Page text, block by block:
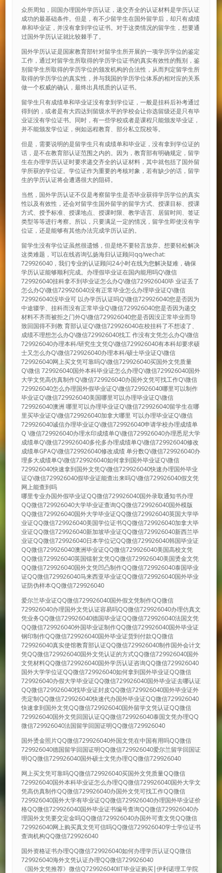
众所周知，回国办理国外学历认证，递交齐全的认证材料是学历认证
成功的最基础条件。但是，有不少留学生在国外留学后，却只有成绩
单和毕业证，并没有拿到学位证书。对于这类情况的留学生，想要通
过国外学历认证就比较棘手了。
国外学历认证是国家教育部针对留学生所开展的一项学历学位的鉴定
工作，通过对留学生所取得的学历学位证书的真实有效性的甄别，鉴
别留学生所取得的学历学位的颁发机构的合法性，从而判定留学生所
取得的学历学位的真实性，并与我国的学历学位体系的相对应的关系
做一个权威的确认，最终出具纸质的认证书。
留学生只有成绩单和毕业证没有拿到学位证，一般是挂科后补考通过
得到的，或者是有大四达到留级水平的学校会让你选留级还是只有毕
业证没有学位证书。同时，有一些学校或者是课程只能颁发毕业证，
并不能颁发学位证，例如远程教育、部分私立院校等。
但是，需要说明的是留学生只有成绩单和毕业证，没有拿到学位证的
话，是不在教育部认证范围之内的。因为，教育部有明确规定，留学
生在办理学历认证时要求递交齐全的认证材料，其中就包括了国外留
学所获的学位证。学位证作为重要的考核对象，若有缺少的话，留学
生的学历认证将会遭遇很大的阻碍。
当然，国外学历认证不仅是考察留学生是否毕业获得学历学位的真实
性以及有效性，还会对留学生国外留学的留学方式、授课目标、授课
方式、授予标准、授课地点、授课时限、教学语言、居留时间、签证
类型等等进行考察。所以，只要满足一定的情况，留学生即使没有学
位证，还是能够有其他办法完成学历认证的。
留学生没有学位证虽然很遗憾，但是绝不要轻言放弃。想要轻松解决
这类难题，可以在线咨询弘扬海归认证顾问qq/wechat:
729926040，我们专业的认证顾问24小时在线为您解决疑难，确保
学历认证能够顺利完成。办理假毕业证在国内能用吗Q\微信
729926040挂科拿不到毕业证怎么办Q\微信729926040毕 业证丢了
怎么办Q\微信729926040没有正常毕业怎么办理毕业证Q\微信
729926040没毕业可 以办学历认证吗Q\微信729926040您是否因为
中途辍学、挂科而没有正常毕业Q\微信729926040您是否因为递交
材料不齐而被拒之门外Q\微信729926040您是否因没正常毕业而导
致回国得不到教 育部认证Q\微信729926040在校挂科了不想读了、
成绩不理想怎么办Q\微信729926040找工 作没有文凭怎么办Q\微信
729926040办理本科/研究生文凭Q\微信729926040有本科却要求硕
士又怎么办Q\微信729926040办理本科/硕士毕业证Q\微信
729926040网上买文凭可靠吗Q\微信729926040买国外文凭质量
Q\微信 729926040国外本科毕业证怎么办理Q\微信729926040国外
大学文凭高仿真制作Q\微信729926040办国外文凭可找工作Q\微信
729926040怎么办理国外假毕业证Q\微信729926040哪里可以制作
毕业证Q\微信729926040美国哪里可以办理毕业证Q\微信
729926040澳洲 哪里可以办理毕业证Q\微信729926040留学生在哪
里买毕业证Q\微信729926040加拿大哪里 可以办理毕业证Q\微信
729926040诚信办理毕业证Q\微信729926040申请学校办理成绩单
Q \微信729926040办理水印成绩单Q\微信729926040办理悉尼大学
成绩单Q\微信729926040多伦多办理成绩单Q\微信729926040修改
成绩单GPAQ\微信729926040修改成绩 单分数Q\微信729926040办
理多大成绩单Q\微信729926040如何拿到国外毕业证Q\微信
729926040快速拿到国外文凭Q\微信729926040快速办理国外毕业
证Q\微信729926040假毕业证能查出来吗Q\微信729926040假文凭
网上能查到吗
哪里专业办国外假毕业证QQ微信729926040国外录取通知书办理
QQ微信729926040大学毕业证查询QQ微信729926040国外模版
QQ微信729926040国外大学毕业证QQ微信729926040英国大学毕
业证QQ微信729926040美国学位证书QQ微信729926040加拿大毕
业证QQ微信729926040新加坡毕业证QQ微信729926040新西兰毕
业证QQ微信729926040日本学位记QQ微信729926040韩国毕业证
QQ微信729926040澳洲毕业证QQ微信729926040美国高校文凭
QQ微信729926040英国镭射文凭QQ微信729926040美国烫金文凭
QQ微信729926040国外文凭凹凸制作QQ微信729926040泰国毕业
证QQ微信729926040马来西亚毕业证QQ微信729926040国外毕业
证防伪样本QQ微信729926040
爱尔兰毕业证QQ微信729926040国外假文凭制作QQ微信
729926040办理国外文凭认证容易吗QQ微信729926040办理仿真文
凭业务QQ微信729926040德国毕业证QQ微信729926040法国文凭
QQ微信729926040外国毕业证制作QQ微信729926040国外毕业证
钢印制作QQ微信729926040国外毕业证货到付款QQ微信
729926040真实使馆教育部认证QQ微信729926040制作国外会计文
凭QQ微信729926040国外文凭认证的方式QQ微信729926040国外
文凭材料QQ微信729926040国外学历认证咨询QQ微信729926040
国外大学学位证QQ微信729926040如何拿到国外毕业证QQ微信
729926040办假大学毕业证QQ微信729926040国外毕业证去哪认证
QQ微信729926040找毕业证封皮QQ微信729926040国外毕业证外
壳定制QQ微信729926040快速代办国外毕业证QQ微信729926040
快速拿到国外文凭QQ微信729926040国外留学文凭认证QQ微信
729926040国外文凭回国认证QQ微信729926040泰国文凭办理QQ
微信729926040法国留学回国证明QQ微信729926040
国外烫金照片QQ微信729926040外国文凭在中国有用吗QQ微信
729926040德国留学回国证明QQ微信729926040爱尔兰留学回国证
明QQ微信729926040国外硕士文凭办理QQ微信729926040
网上买文凭可靠吗QQ微信729926040买国外文凭质量QQ微信
729926040国外本科毕业证怎么办理QQ微信729926040国外大学文
凭高仿真制作QQ微信729926040办国外文凭可找工作QQ微信
729926040国外大学有毕业证QQ微信729926040办理国外毕业证价
格QQ微信729926040国外毕业证书编号查询QQ微信729926040办
理国外文凭要交定金吗QQ微信729926040办国外可查文凭QQ微信
729926040网上购买真文凭可信吗QQ微信729926040学士学位证书
查询机构QQ微信729926040
国外资格证书办理QQ微信729926040如何办理学历认证QQ微信
729926040海外文凭认证办理QQ微信729926040
《国外文凭推荐》微信Q729926040IIT毕业证购买|伊利诺理工学院